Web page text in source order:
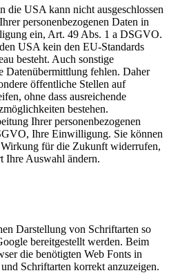
USA kann nicht ausgeschlossen
personenbezogenen Daten in
ein, Art. 49 Abs. 1 a DSGVO.
USA kein den EU-Standards
besteht. Auch sonstige
Datenübermittlung fehlen. Daher
öffentliche Stellen auf
ohne dass ausreichende
bestehen.
Ihrer personenbezogenen
Ihre Einwilligung. Sie können
für die Zukunft widerrufen,
Ihre Auswahl ändern.
Darstellung von Schriftarten so
bereitgestellt werden. Beim
die benötigten Web Fonts in
Schriftarten korrekt anzuzeigen.